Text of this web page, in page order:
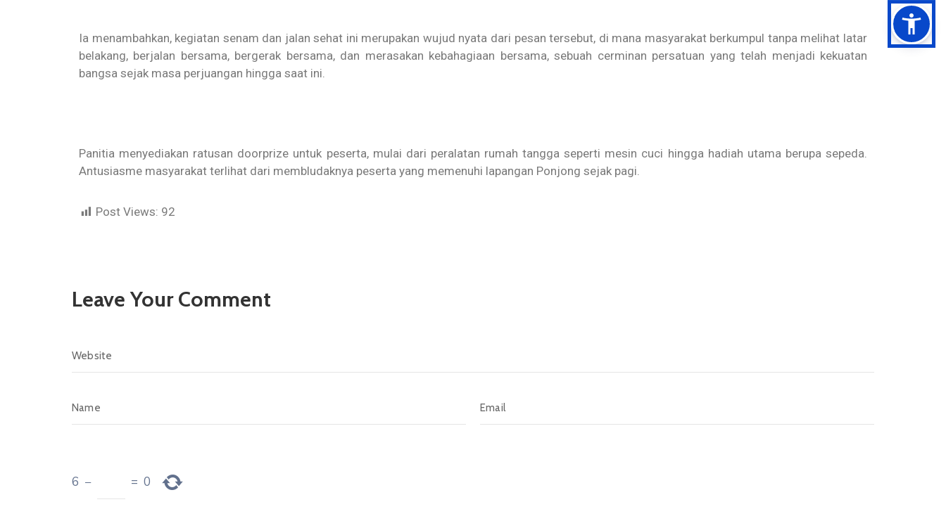
Ia menambahkan, kegiatan senam dan jalan sehat ini merupakan wujud nyata dari pesan tersebut, di mana masyarakat berkumpul tanpa melihat latar
belakang, berjalan bersama, bergerak bersama, dan merasakan kebahagiaan bersama, sebuah cerminan persatuan yang telah menjadi kekuatan
bangsa sejak masa perjuangan hingga saat ini.
Panitia menyediakan ratusan doorprize untuk peserta, mulai dari peralatan rumah tangga seperti mesin cuci hingga hadiah utama berupa sepeda.
Antusiasme masyarakat terlihat dari membludaknya peserta yang memenuhi lapangan Ponjong sejak pagi.
Post Views: 92
Leave Your Comment
6 − = 0